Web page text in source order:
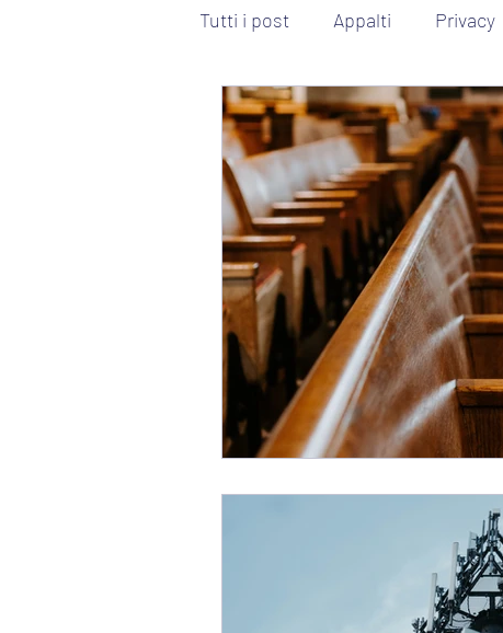
Tutti i post Appalti Privacy
Diritto civile Contratti